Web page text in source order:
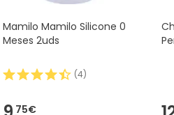
Mamilo Mamilo Silicone 0
Meses 2uds
(4)
75€